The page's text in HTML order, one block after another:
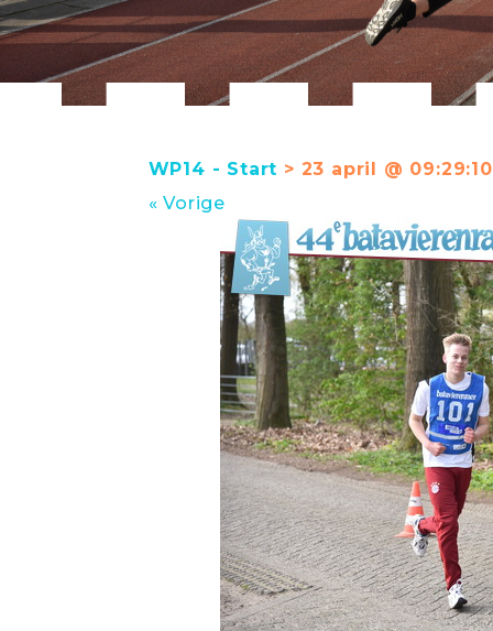
WP14 - Start > 23 april @ 09:29:10
« Vorige